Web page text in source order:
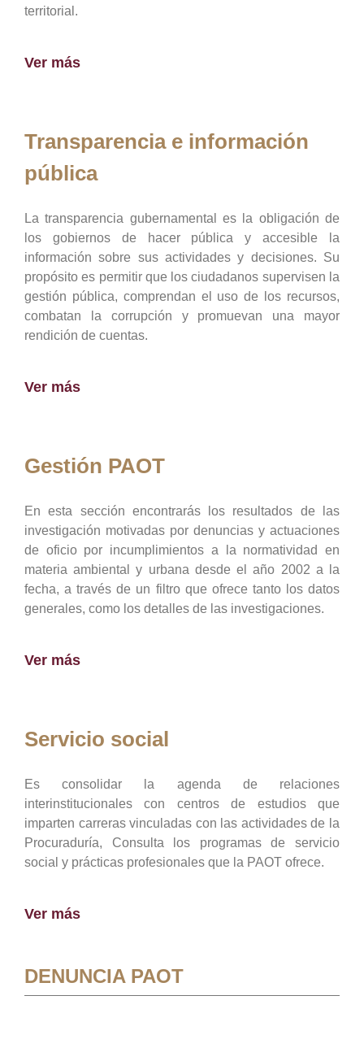
territorial.
Ver más
Transparencia e información
pública
La transparencia gubernamental es la obligación de
los gobiernos de hacer pública y accesible la
información sobre sus actividades y decisiones. Su
propósito es permitir que los ciudadanos supervisen la
gestión pública, comprendan el uso de los recursos,
combatan la corrupción y promuevan una mayor
rendición de cuentas.
Ver más
Gestión PAOT
En esta sección encontrarás los resultados de las
investigación motivadas por denuncias y actuaciones
de oficio por incumplimientos a la normatividad en
materia ambiental y urbana desde el año 2002 a la
fecha, a través de un filtro que ofrece tanto los datos
generales, como los detalles de las investigaciones.
Ver más
Servicio social
Es consolidar la agenda de relaciones
interinstitucionales con centros de estudios que
imparten carreras vinculadas con las actividades de la
Procuraduría, Consulta los programas de servicio
social y prácticas profesionales que la PAOT ofrece.
Ver más
DENUNCIA PAOT